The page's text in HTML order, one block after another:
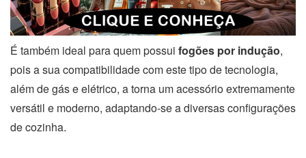
É também ideal para quem possui fogões por indução,
pois a sua compatibilidade com este tipo de tecnologia,
além de gás e elétrico, a torna um acessório extremamente
versátil e moderno, adaptando-se a diversas configurações
de cozinha.